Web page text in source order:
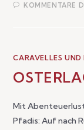
KOMMENTARE
CARAVELLES UND
Mit
Pfadis: Auf nach